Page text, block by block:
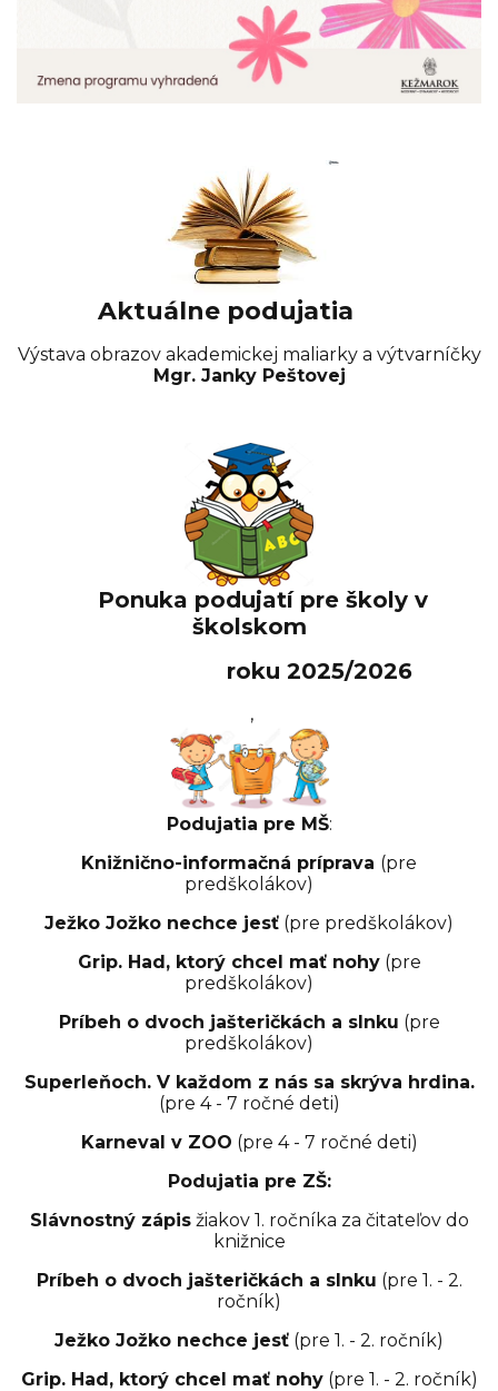
Aktuálne podujatia
Výstava obrazov akademickej maliarky a výtvarníčky
Mgr. Janky Peštovej
Ponuka podujatí pre školy v
školskom
roku 2025/2026
,
Podujatia pre MŠ:
Knižnično-informačná príprava (pre
predškolákov)
Ježko Jožko nechce jesť (pre predškolákov)
Grip. Had, ktorý chcel mať nohy(pre
predškolákov)
Príbeh o dvoch jašteričkách a slnku (pre
predškolákov)
Superleňoch. V každom z nás sa skrýva hrdina.
(pre 4 - 7 ročné deti)
Karneval v ZOO (pre 4 - 7 ročné deti)
Podujatia pre ZŠ:
Slávnostný zápisžiakov 1. ročníka za čitateľov do
knižnice
Príbeh o dvoch jašteričkách a slnku (pre 1. - 2.
ročník)
Ježko Jožko nechce jesť (pre 1. - 2. ročník)
Grip. Had, ktorý chcel mať nohy(pre 1. - 2. ročník)